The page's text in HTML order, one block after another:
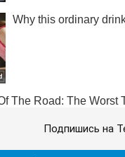
Подпишись на